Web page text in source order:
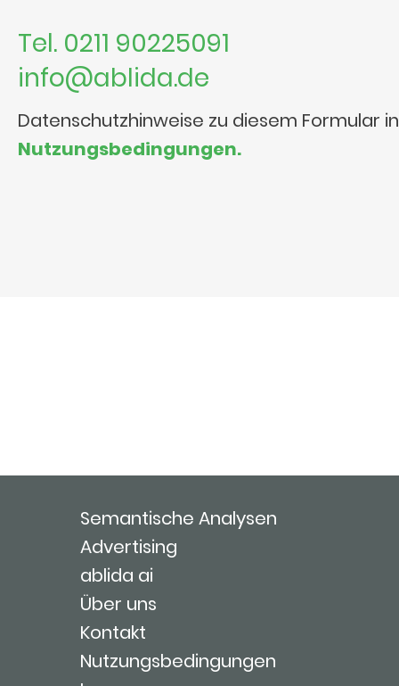
Tel. 0211 90225091
info@ablida.de
Datenschutzhinweise zu diesem Formular
Nutzungsbedingungen.
Semantische Analysen
Advertising
ablida ai
Über uns
Kontakt
Nutzungsbedingungen